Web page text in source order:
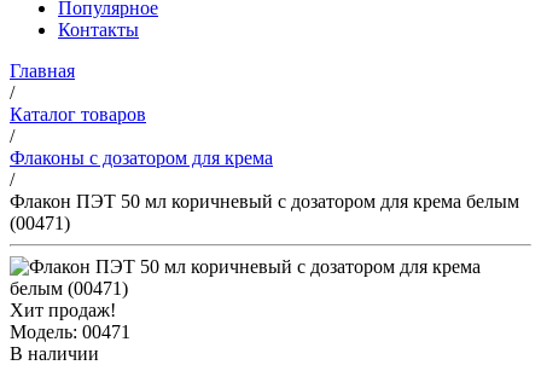
Популярное
Контакты
Главная
/
Каталог товаров
/
Флаконы с дозатором для крема
/
Флакон ПЭТ 50 мл коричневый с дозатором для крема белым
(00471)
Хит продаж!
Модель: 00471
В наличии